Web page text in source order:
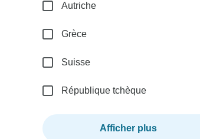
Autriche
Grèce
Suisse
République tchèque
Afficher plus